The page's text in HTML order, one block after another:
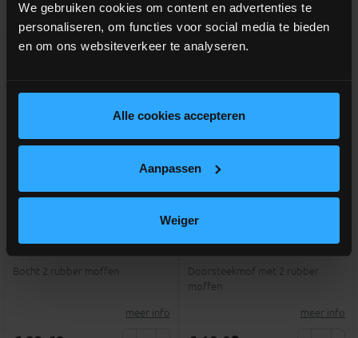
We gebruiken cookies om content en advertenties te
personaliseren, om functies voor social media te bieden
en om ons websiteverkeer te analyseren.
Alle cookies accepteren
Aanpassen
Weiger
Vergelijken
Bocht 2 rubber moffen
meer info
PVC grijs benor schuifmof
Doorsteekmof met 2 rubber
moffen
meer info